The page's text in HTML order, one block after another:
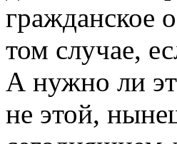
гражданское
том случае,
А нужно ли
не этой,